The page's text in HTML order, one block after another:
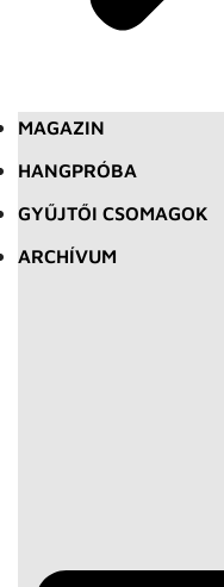
MAGAZIN
HANGPRÓBA
GYŰJTŐI CSOMAGOK
ARCHÍVUM